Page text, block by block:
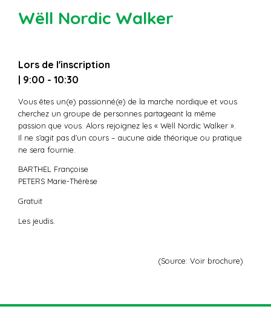
Wëll Nordic Walker
Lors de l'inscription
| 9:00 - 10:30
Vous êtes un(e) passionné(e) de la marche nordique et vous
cherchez un groupe de personnes partageant la même
passion que vous. Alors rejoignez les « Wëll Nordic Walker ».
Il ne s’agit pas d’un cours – aucune aide théorique ou pratique
ne sera fournie.
BARTHEL Françoise
PETERS Marie-Thérèse
Gratuit
Les jeudis.
(Source: Voir brochure)